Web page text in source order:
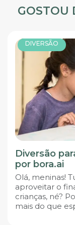
GOSTOU
DIVERSÃO
Diversão
por bora.ai
Olá, meninas!
aproveitar o
crianças, né?
mais do que